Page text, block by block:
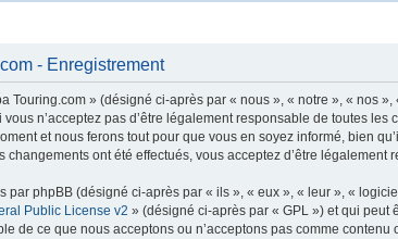
- Enregistrement
Touring.com » (désigné ci-après par « nous », « notre », « nos
n’acceptez pas d’être légalement responsable de toutes
et nous ferons tout pour que vous en soyez informé, bien
changements ont été effectués, vous acceptez d’être
par phpBB (désigné ci-après par « ils », « eux », « leur », «
Public License v2 » (désigné ci-après par « GPL ») et qui peut
de ce que nous acceptons ou n’acceptons pas comme